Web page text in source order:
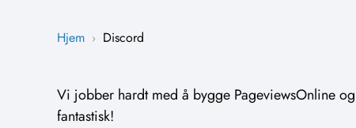
Hjem › Discord
Vi jobber hardt med å bygge PageviewsOnline
fantastisk!